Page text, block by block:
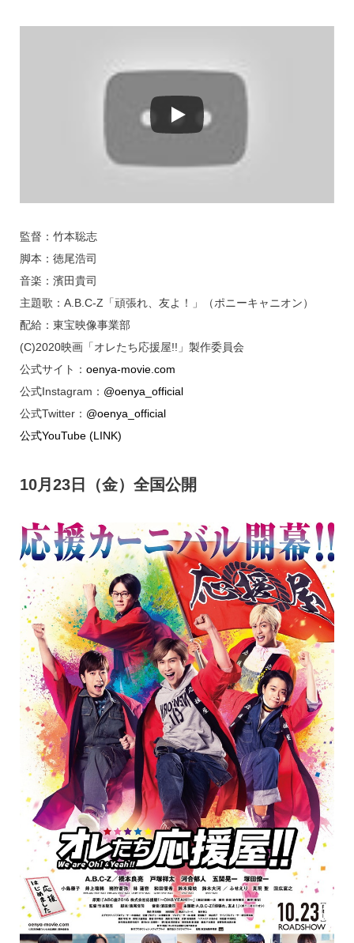
監督：竹本聡志
脚本：徳尾浩司
音楽：濱田貴司
主題歌：A.B.C-Z「頑張れ、友よ！」（ポニーキャニオン）
配給：東宝映像事業部
(C)2020映画「オレたち応援屋!!」製作委員会
公式サイト： oenya-movie.com
公式Instagram： @oenya_official
公式Twitter： @oenya_official
公式YouTube (LINK)
10月23日（金）全国公開